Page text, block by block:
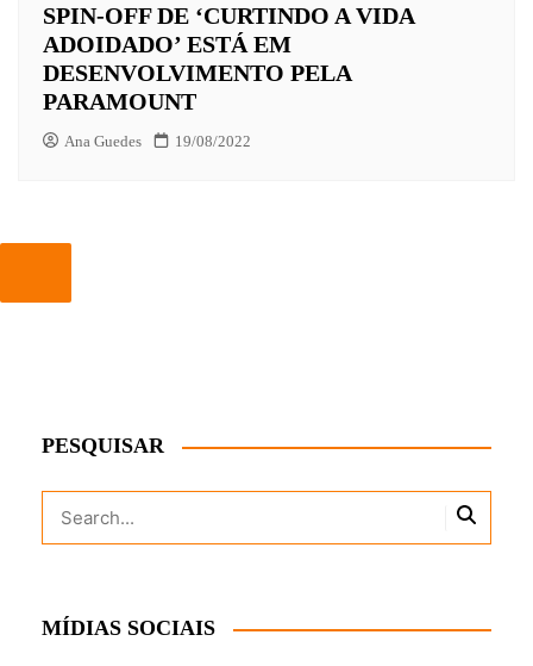
SPIN-OFF DE ‘CURTINDO A VIDA
ADOIDADO’ ESTÁ EM
DESENVOLVIMENTO PELA
PARAMOUNT
Ana Guedes 19/08/2022
PESQUISAR
MÍDIAS SOCIAIS